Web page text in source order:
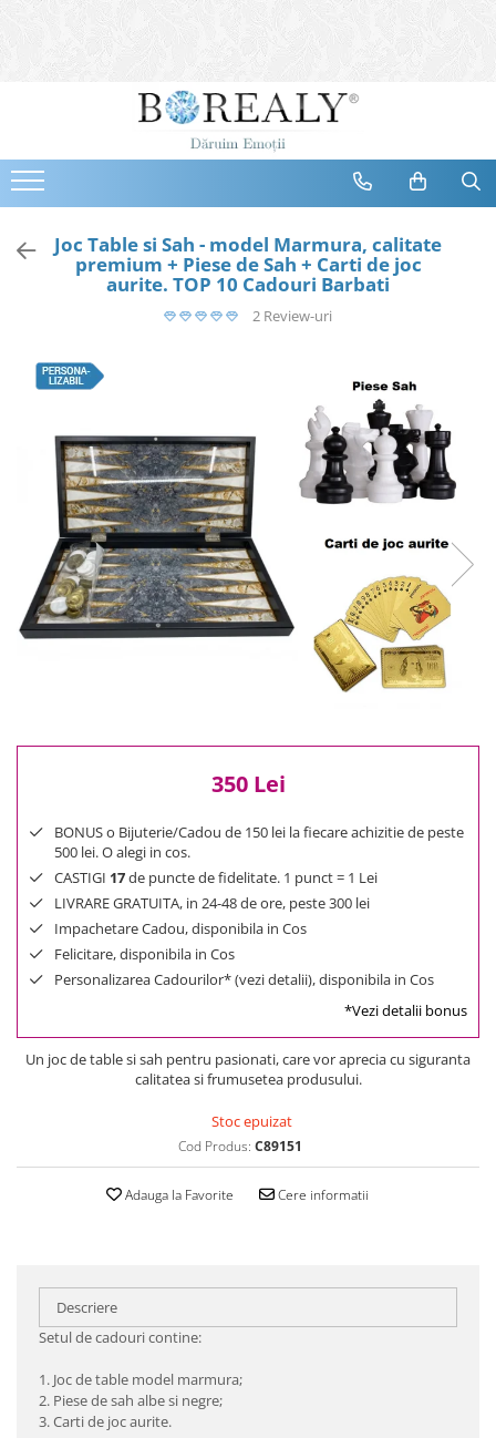
Bijuterii
Cercei
Bratari
Coliere
Bijuterii Femei
Bijuterii Mirese
Selectii
Reduceri
Cele mai noi
Cele mai vandute
Cele mai votate
Cu video
200 Lei - 300 Lei
1000 Lei +
Joc Table si Sah - model Marmura, calitate
premium + Piese de Sah + Carti de joc
aurite. TOP 10 Cadouri Barbati
2 Review-uri
350 Lei
BONUS o Bijuterie/Cadou de 150 lei la fiecare achizitie de peste
500 lei. O alegi in cos.
CASTIGI 17de puncte de fidelitate. 1 punct = 1 Lei
LIVRARE GRATUITA, in 24-48 de ore, peste 300 lei
Impachetare Cadou, disponibila in Cos
Felicitare, disponibila in Cos
Personalizarea Cadourilor* (vezi detalii), disponibila in Cos
*Vezi detalii bonus
Un joc de table si sah pentru pasionati, care vor aprecia cu siguranta
calitatea si frumusetea produsului.
Stoc epuizat
Cod Produs: C89151
Adauga la Favorite Cere informatii
Descriere
Setul de cadouri contine:
1. Joc de table model marmura;
2. Piese de sah albe si negre;
3. Carti de joc aurite.